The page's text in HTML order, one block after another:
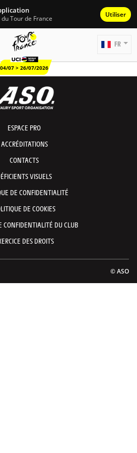
Tour de France Utiliser
04/07 > 26/07/2026
FR
ESPACE PRO
ACCRÉDITATIONS
CONTACTS
VISUELS
DE CONFIDENTIALITÉ
DE COOKIES
CONFIDENTIALITÉ DU CLUB
DES DROITS
© ASO